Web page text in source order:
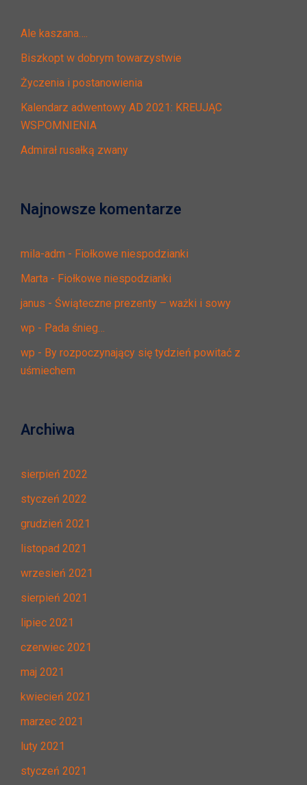
Ale kaszana….
Biszkopt w dobrym towarzystwie
Życzenia i postanowienia
Kalendarz adwentowy AD 2021: KREUJĄC
WSPOMNIENIA
Admirał rusałką zwany
Najnowsze komentarze
mila-adm - Fiołkowe niespodzianki
Marta - Fiołkowe niespodzianki
janus - Świąteczne prezenty – ważki i sowy
wp - Pada śnieg…
wp - By rozpoczynający się tydzień powitać z
uśmiechem
Archiwa
sierpień 2022
styczeń 2022
grudzień 2021
listopad 2021
wrzesień 2021
sierpień 2021
lipiec 2021
czerwiec 2021
maj 2021
kwiecień 2021
marzec 2021
luty 2021
styczeń 2021